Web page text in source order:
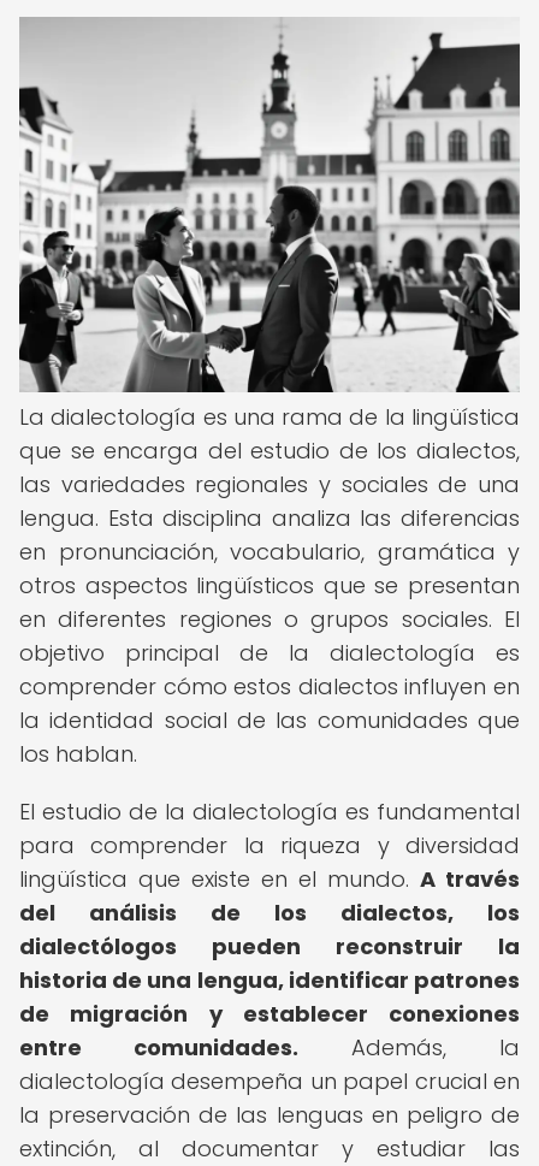
La dialectología es una rama de la lingüística
que se encarga del estudio de los dialectos,
las variedades regionales y sociales de una
lengua. Esta disciplina analiza las diferencias
en pronunciación, vocabulario, gramática y
otros aspectos lingüísticos que se presentan
en diferentes regiones o grupos sociales. El
objetivo principal de la dialectología es
comprender cómo estos dialectos influyen en
la identidad social de las comunidades que
los hablan.
El estudio de la dialectología es fundamental
para comprender la riqueza y diversidad
lingüística que existe en el mundo. A través
del análisis de los dialectos, los
dialectólogos pueden reconstruir la
historia de una lengua, identificar patrones
de migración y establecer conexiones
entre comunidades. Además, la
dialectología desempeña un papel crucial en
la preservación de las lenguas en peligro de
extinción, al documentar y estudiar las